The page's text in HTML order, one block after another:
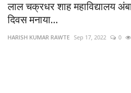
लाल चक्रधर शाह महाविद्यालय
दिवस मनाया...
HARISH KUMAR RAWTE Sep 17, 2022 0